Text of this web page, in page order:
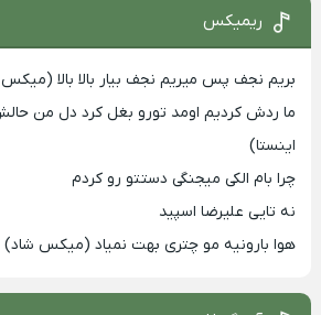
ریمیکس
بریم نجف پس میریم نجف بیار بالا بالا (میکس
ما ردش کردیم اومد تورو بغل کرد دل من
اینستا)
چرا بام الکی میجنگی دستتو رو کردم
نه تایی علیرضا اسپید
هوا بارونیه مو چتری بهت نمیاد (میکس شاد)